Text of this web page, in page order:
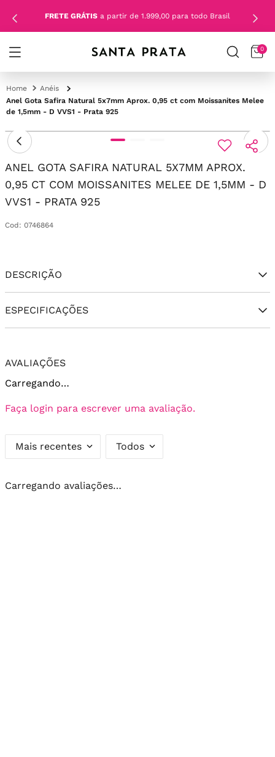
FRETE GRÁTIS a partir de 1.999,00 para todo Brasil
0
Anéis
Anel Gota Safira Natural 5x7mm Aprox. 0,95 ct com Moissanites Melee
de 1,5mm - D VVS1 - Prata 925
ANEL GOTA SAFIRA NATURAL 5X7MM APROX.
0,95 CT COM MOISSANITES MELEE DE 1,5MM - D
VVS1 - PRATA 925
Cod : 0746864
DESCRIÇÃO
ESPECIFICAÇÕES
AVALIAÇÕES
Carregando…
Faça login para escrever uma avaliação.
Mais recentes Todos
Carregando avaliações…